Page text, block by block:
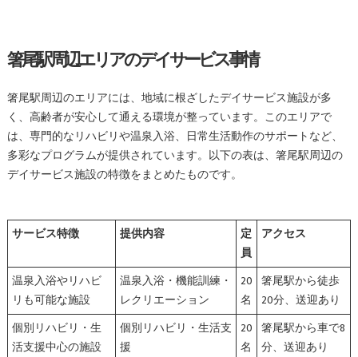
箸尾駅周辺エリアのデイサービス事情
箸尾駅周辺のエリアには、地域に根ざしたデイサービス施設が多
く、高齢者が安心して通える環境が整っています。このエリアで
は、専門的なリハビリや温泉入浴、日常生活動作のサポートなど、
多彩なプログラムが提供されています。以下の表は、箸尾駅周辺の
デイサービス施設の特徴をまとめたものです。
サービス特徴 提供内容
定
員
アクセス
温泉入浴やリハビ
リも可能な施設
温泉入浴・機能訓練・
レクリエーション
20
名
箸尾駅から徒歩
20分、送迎あり
個別リハビリ・生
活支援中心の施設
個別リハビリ・生活支
援
20
名
箸尾駅から車で8
分、送迎あり